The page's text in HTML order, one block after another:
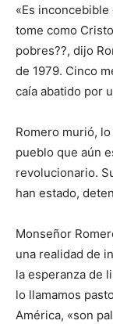
«Es
tome como
pobres??, dijo
de 1979. Cinco
caía abatido por
Romero murió,
pueblo que aún
revolucionario.
han estado,
Monseñor
una realidad de
la esperanza de
lo llamamos
América, «son